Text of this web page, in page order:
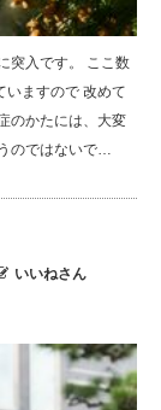
突入です。 ここ数
いますので 改めて
のかたには、大変
のではないで…
いいねさん